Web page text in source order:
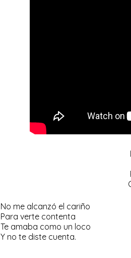
No me alcanzó el cariño
Para verte contenta
Te amaba como un loco
Y no te diste cuenta.